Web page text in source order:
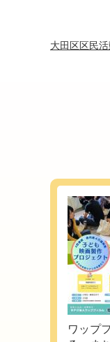
大田区区民
ワップ